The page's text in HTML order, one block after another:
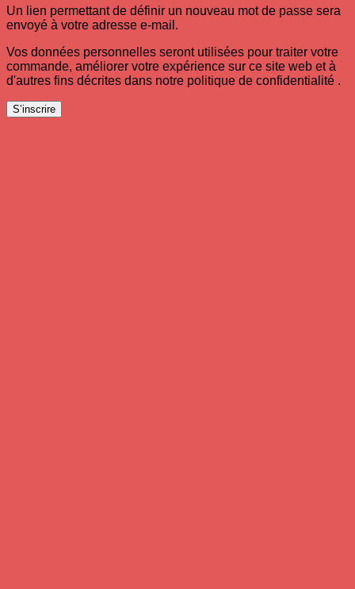
Un lien permettant de définir un nouveau mot de passe sera
envoyé à votre adresse e-mail.
Vos données personnelles seront utilisées pour traiter votre
commande, améliorer votre expérience sur ce site web et à
d'autres fins décrites dans notre politique de confidentialité .
S’inscrire